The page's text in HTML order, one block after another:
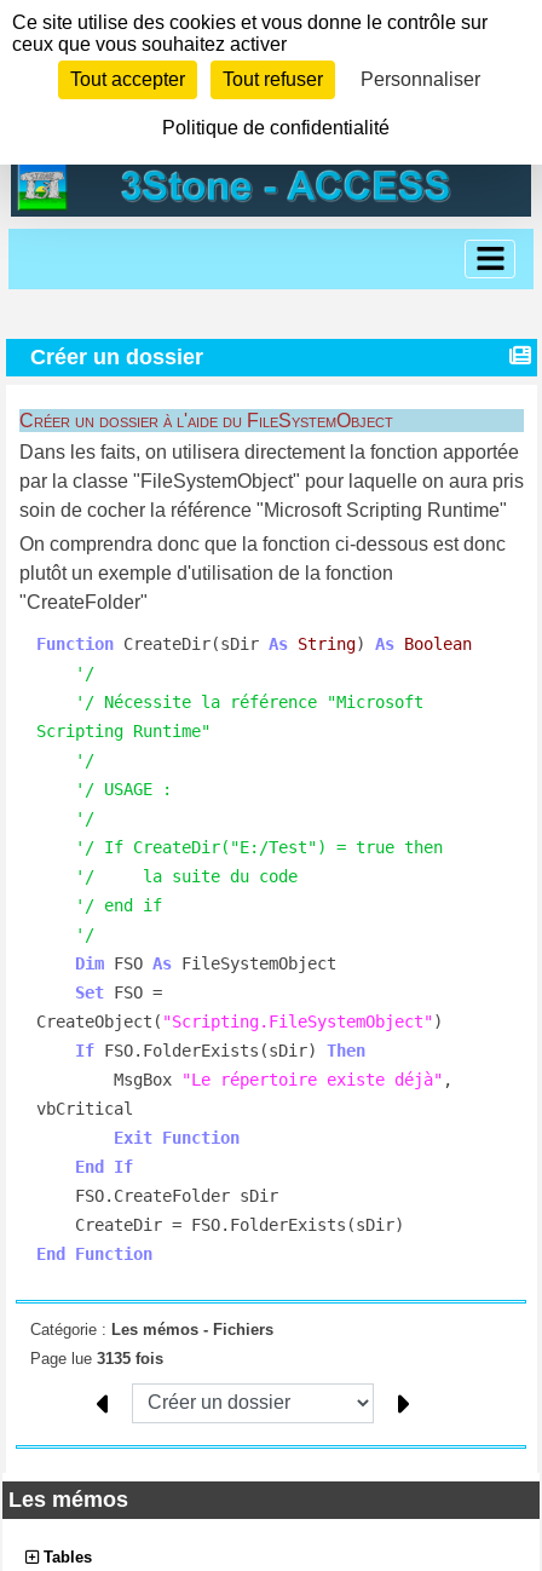
Les mémos
Tables
Créer un dossier
Créer un dossier à l'aide du FileSystemObject
Dans les faits, on utilisera directement la fonction apportée
par la classe "FileSystemObject" pour laquelle on aura pris
soin de cocher la référence "Microsoft Scripting Runtime"
On comprendra donc que la fonction ci-dessous est donc
plutôt un exemple d'utilisation de la fonction
"CreateFolder"
Function CreateDir(sDir As String) As Boolean
'/
'/ Nécessite la référence "Microsoft
Scripting Runtime"
'/
'/ USAGE :
'/
'/ If CreateDir("E:/Test") = true then
'/     la suite du code
'/ end if
'/
Dim FSO As FileSystemObject
Set FSO =
CreateObject( "Scripting.FileSystemObject")
If FSO.FolderExists(sDir) Then
        MsgBox
"Le répertoire existe déjà" ,
vbCritical
Exit Function
End If
End Function
Catégorie : Les mémos - Fichiers
Page lue 3135 fois
Panneau de gestion des cookies
Ce site utilise des cookies et vous donne le contrôle sur
ceux que vous souhaitez activer
Tout accepter
Tout refuser Personnaliser
Politique de confidentialité